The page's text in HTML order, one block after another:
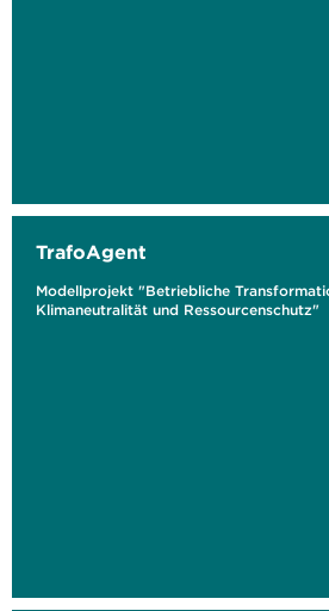
TrafoAgent
Modellprojekt "Betriebliche
Klimaneutralität und Ressourcenschutz"